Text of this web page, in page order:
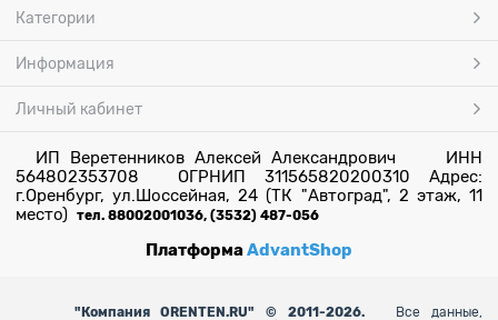
Категории
Информация
Личный кабинет
ИП Веретенников Алексей Александрович ИНН
564802353708 ОГРНИП 311565820200310 Адрес:
г.Оренбург, ул.Шоссейная, 24 (ТК "Автоград", 2 этаж, 11
место) тел. 88002001036, (3532) 487-056
ПлатформаAdvantShop
" Компания ORENTEN.RU" © 2011-2026.
Все данные,